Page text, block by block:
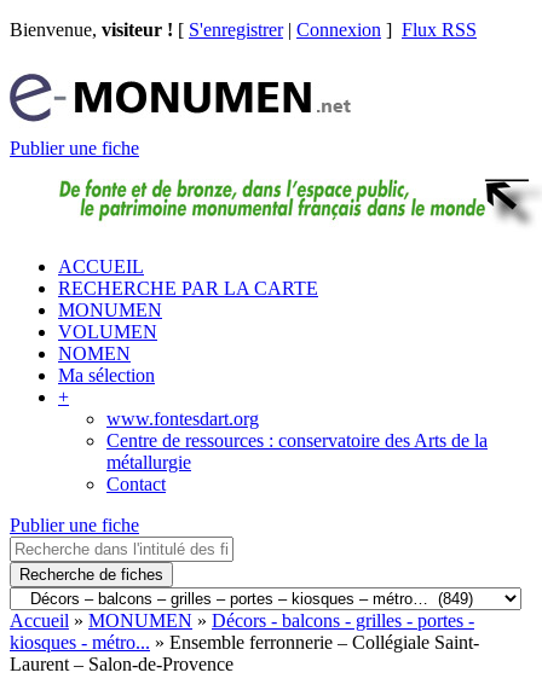
Bienvenue, visiteur ! [ S'enregistrer| Connexion ] Flux RSS
Publier une fiche
ACCUEIL
RECHERCHE PAR LA CARTE
MONUMEN
VOLUMEN
NOMEN
Ma sélection
+
www.fontesdart.org
Centre de ressources : conservatoire des Arts de la
métallurgie
Contact
Publier une fiche
Recherche de fiches
Accueil » MONUMEN » Décors - balcons - grilles - portes -
kiosques - métro... » Ensemble ferronnerie – Collégiale Saint-
Laurent – Salon-de-Provence